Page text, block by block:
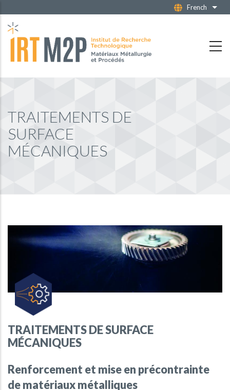
au
contenu
principal
French
TRAITEMENTS DE
SURFACE
MÉCANIQUES
TRAITEMENTS DE SURFACE
MÉCANIQUES
Renforcement et mise en précontrainte
de matériaux métalliques